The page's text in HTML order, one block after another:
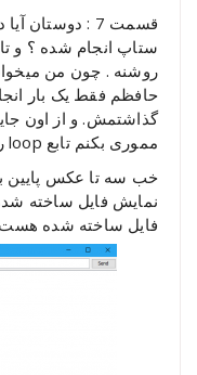
روشنه . چون من
حافظم فقط یک بار
گذاشتمش. و از اون
مموری بکنم تابع loop رو خالی رها کردم.
خب سه تا عکس پایین
نمایش فایل ساخته
فایل ساخته شده